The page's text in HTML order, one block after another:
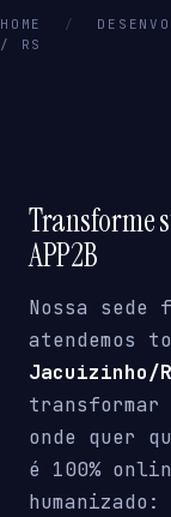
HOME /
/ RS
Transforme
APP2B
Nossa
atendemos
Jacuizinho/
transformar
onde quer
é 100%